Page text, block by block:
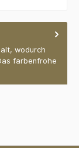
wodurch
farbenfrohe